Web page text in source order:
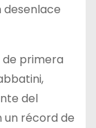
de primera
del
récord de